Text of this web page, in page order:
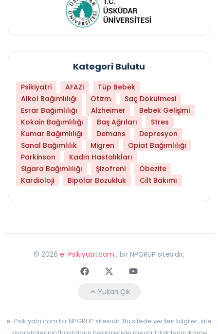
Kategori Bulutu
Psikiyatri AFAZİ
Tüp Bebek
Alkol Bağımlılığı
Otizm
Saç Dökülmesi
Esrar Bağımlılığı
Alzheimer
Bebek Gelişimi
Kokain Bağımlılığı
Baş Ağrıları
Stres
Kumar Bağımlılığı
Demans
Depresyon
Sanal Bağımlılık
Migren
Opiat Bağımlılığı
Parkinson
Kadın Hastalıkları
Sigara Bağımlılığı
Şizofreni
Obezite
Kardioloji
Bipolar Bozukluk Cilt Bakımı
© 2026 e-Psikiyatri.com , bir NPGRUP sitesidir,
FaceebokTwitterYoutube
Yukarı Çık
e-Psikiyatri.com bir NPGRUP sitesidir. Bu sitede verilen bilgiler, site